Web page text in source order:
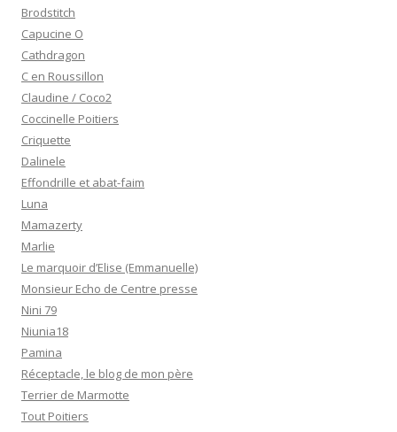
Brodstitch
Capucine O
Cathdragon
C en Roussillon
Claudine / Coco2
Coccinelle Poitiers
Criquette
Dalinele
Effondrille et abat-faim
Luna
Mamazerty
Marlie
Le marquoir d’Elise (Emmanuelle)
Monsieur Echo de Centre presse
Nini 79
Niunia18
Pamina
Réceptacle, le blog de mon père
Terrier de Marmotte
Tout Poitiers